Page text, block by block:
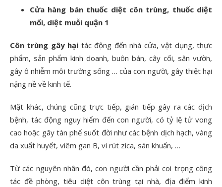
Cửa hàng bán thuốc diệt côn trùng, thuốc diệt
mối, diệt muỗi quận 1
Côn trùng gây hại tác động đến nhà cửa, vật dụng, thực
phẩm, sản phẩm kinh doanh, buôn bán, cây cối, sân vườn,
gây ô nhiễm môi trường sống … của con người, gây thiệt hại
nặng nề về kinh tế.
Mặt khác, chúng cũng trực tiếp, gián tiếp gây ra các dịch
bệnh, tác động nguy hiểm đến con người, có tỷ lệ tử vong
cao hoặc gây tàn phế suốt đời như các bệnh dịch hạch, vàng
da xuất huyết, viêm gan B, vi rút zica, sán khuẩn, …
Từ các nguyên nhân đó, con người cần phải coi trọng công
tác đề phòng, tiêu diệt côn trùng tại nhà, địa điểm kinh